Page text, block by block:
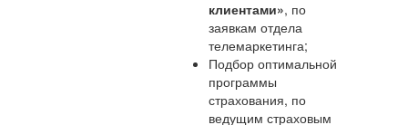
клиентами», по
заявкам отдела
телемаркетинга;
Подбор оптимальной
программы
страхования, по
ведущим страховым